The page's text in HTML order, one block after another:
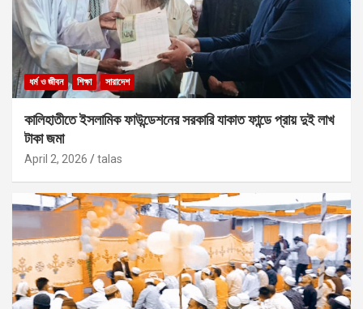
ধর্ম ও জীবন শিক্ষা সারাদেশ
কালিহাতীতে ইসলামিক ফাউন্ডেশনের সরকারি যাকাত ফান্ডে প্রায় দুই লাখ
টাকা জমা
April 2, 2026 talas